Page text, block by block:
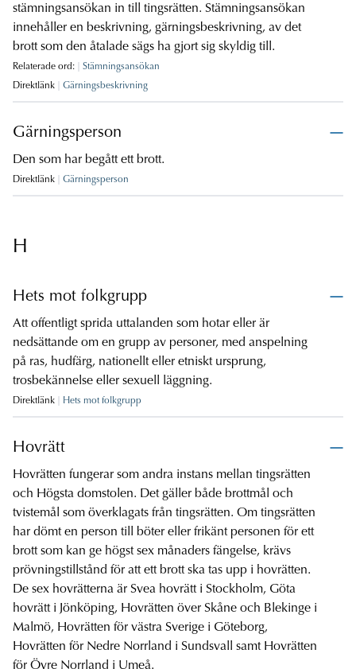
stämningsansökan in till tingsrätten. Stämningsansökan
innehåller en beskrivning, gärningsbeskrivning, av det
brott som den åtalade sägs ha gjort sig skyldig till.
Relaterade ord:
Stämningsansökan
Direktlänk
Gärningsbeskrivning
Gärningsperson
Den som har begått ett brott.
Direktlänk Gärningsperson
H
Hets mot folkgrupp
Att offentligt sprida uttalanden som hotar eller är
nedsättande om en grupp av personer, med anspelning
på ras, hudfärg, nationellt eller etniskt ursprung,
trosbekännelse eller sexuell läggning.
Direktlänk Hets mot folkgrupp
Hovrätt
Hovrätten fungerar som andra instans mellan tingsrätten
och Högsta domstolen. Det gäller både brottmål och
tvistemål som överklagats från tingsrätten. Om tingsrätten
har dömt en person till böter eller frikänt personen för ett
brott som kan ge högst sex månaders fängelse, krävs
prövningstillstånd för att ett brott ska tas upp i hovrätten.
De sex hovrätterna är Svea hovrätt i Stockholm, Göta
hovrätt i Jönköping, Hovrätten över Skåne och Blekinge i
Malmö, Hovrätten för västra Sverige i Göteborg,
Hovrätten för Nedre Norrland i Sundsvall samt Hovrätten
för Övre Norrland i Umeå.